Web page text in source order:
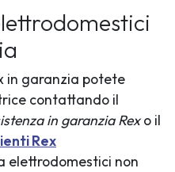
in garanzia potete
contattando il
in garanzia Rexo il
Rex
elettrodomestici non